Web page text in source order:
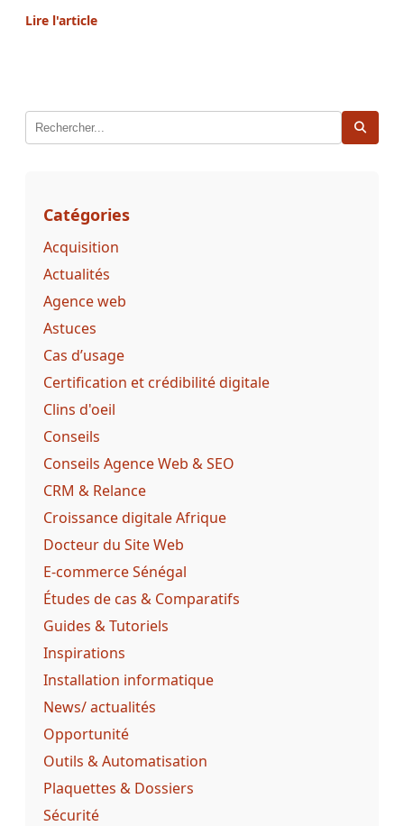
Lire l'article
Catégories
Acquisition
Actualités
Agence web
Astuces
Cas d’usage
Certification et crédibilité digitale
Clins d'oeil
Conseils
Conseils Agence Web & SEO
CRM & Relance
Croissance digitale Afrique
Docteur du Site Web
E-commerce Sénégal
Études de cas & Comparatifs
Guides & Tutoriels
Inspirations
Installation informatique
News/ actualités
Opportunité
Outils & Automatisation
Plaquettes & Dossiers
Sécurité